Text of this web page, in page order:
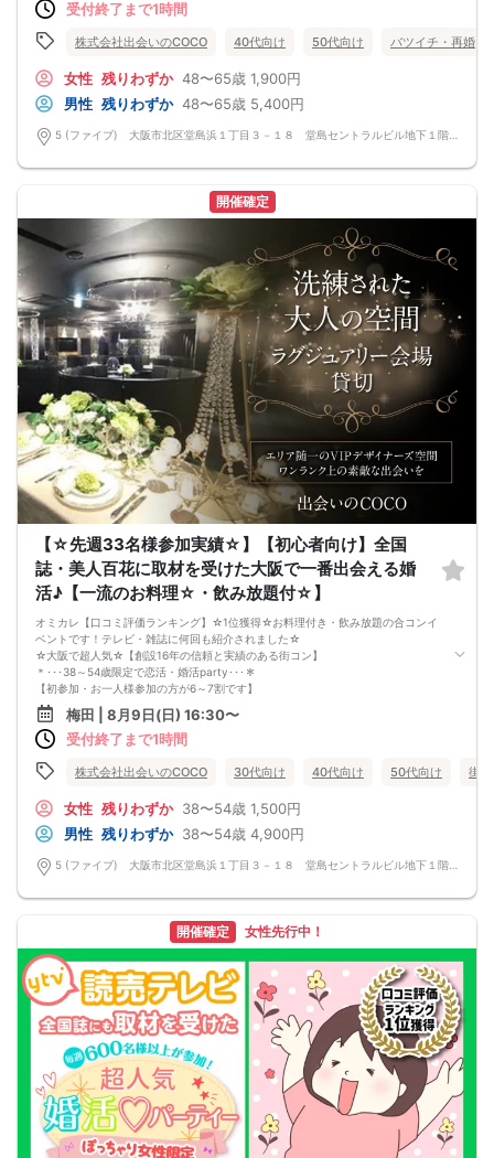
□各種カクテル
□各種ソフトドリンク
【 服装 】
【 参加定員数 】
40名様
🔳最小開催人数：5対5
🔳飲食あり
当イベントスタッフが参加者様の立場に立って、最初から最後まで徹底的にサポ
☆梅田【洗練された大人の空間】優雅に貸切！恋活パーティー☆
いを楽しみませんか？
■□完全着席♪MCによる席がえあり！ 結婚式の二次会の有名店でBIG合コン
PARTY■□
いたします！
いと思います。
《結婚式の二次会の有名な会場で完全着席PARTY》
完全着席スタイルですので、立食形式が苦手な方や人見知りな方には是非オスス
メです
落ち着いた空間での交流が楽しめます！
《一人参加、初参加大歓迎》
完全着席スタイルですのでひとりぼっちになることはありません！お一人様参加
者様同士の席の配置。
スタッフのフォローが人気の理由です。
《恋人、友人、人脈、必ず出会える！大阪で超人気の飲み会！》
□結婚がしたい
□恋人が欲しい
□友人を増やしたい
□人脈を広げたい
□日常に刺激が欲しい
□お酒が大好き
□楽しいことが大好き
□飲み会が大好き
□確実に出会える街コンに参加したい人
□一緒に合コン・コンパに行ける飲み友が欲しい人
□家と職場の往復の毎日を変えたい人
□コロナ対策万全の安心して参加できる恋活パーティーに参加したい人
《フード》
お店自慢の豪華イタリアンコース料理☆
嬉しい！特製デザート付き♪
《フリードリンク(90L.O)》
☆店員さんがご丁寧に一杯ずつ手作り致します！
100種類以上の豊富なドリンクメニュー♪
□ビール
□チューハイ
□ハイボール
□グラスワイン
□焼酎
□各種カクテル
□各種ソフトドリンク
【 服装 】
お気に入りの普段着でご参加ください。
40名様
🔳最小開催人数：3対3
🔳中止判断タイミング：開催1時間前
受付終了まで1時間
株式会社出会いのCOCO 40代向け 50代向け バツイチ・再婚
女性 残りわずか 48〜65歳 1,900円
男性 残りわずか 48〜65歳 5,400円
開催確定
【☆先週33名様参加実績☆】【初心者向け】全国
誌・美人百花に取材を受けた大阪で一番出会える婚
活♪【一流のお料理☆・飲み放題付☆】
オミカレ【口コミ評価ランキング】☆1位獲得☆お料理付き・飲み放題の合コンイ
ベントです！テレビ・雑誌に何回も紹介されました☆
☆大阪で超人気☆【創設16年の信頼と実績のある街コン】
＊･･･38～54歳限定で恋活・婚活party･･･＊
【初参加・お一人様参加の方が6～7割です】
安心してご参加ください♪
お一人様でも気軽に参加できるparty☆
当イベントスタッフが参加者様の立場に立って、最初から最後まで徹底的にサポ
☆梅田【洗練された大人の空間】優雅に貸切！恋活パーティー☆
いを楽しみませんか？
■□完全着席♪MCによる席がえあり！ 結婚式の二次会の有名店でBIG合コン
PARTY■□
イムを設けます。
いたします！
お店自慢のお料理を召し上がって頂きながら、ゆっくりと交流をお楽しみ頂きた
《結婚式の二次会の有名な会場で完全着席PARTY》
完全着席スタイルですので、立食形式が苦手な方や人見知りな方には是非オスス
メです
落ち着いた空間での交流が楽しめます！
《一人参加、初参加大歓迎》
完全着席スタイルですのでひとりぼっちになることはありません！お一人様参加
者様同士の席の配置。
スタッフのフォローが人気の理由です。
《恋人、友人、人脈、必ず出会える！大阪で超人気の飲み会！》
□結婚がしたい
□恋人が欲しい
□友人を増やしたい
□人脈を広げたい
梅田 | 8月9日(日) 16:30〜
受付終了まで1時間
株式会社出会いのCOCO 30代向け 40代向け 50代向け 街
女性 残りわずか 38〜54歳 1,500円
男性 残りわずか 38〜54歳 4,900円
開催確定 女性先行中！